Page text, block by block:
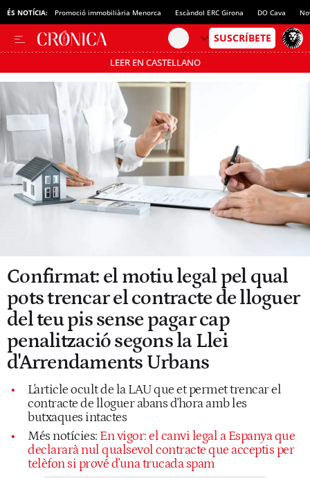
ÉS NOTÍCIA: Promoció immobiliària Menorca Escàndol ERC Girona DO Cava
LEER EN CASTELLANO
Passa’t al mode estalvi
Confirmat: el motiu legal pel qual
pots trencar el contracte de lloguer
del teu pis sense pagar cap
penalització segons la Llei
d'Arrendaments Urbans
L'article ocult de la LAU que et permet trencar el
contracte de lloguer abans d'hora amb les
butxaques intactes
Més notícies: En vigor: el canvi legal a Espanya que
declararà nul qualsevol contracte que acceptis per
telèfon si prové d'una trucada spam